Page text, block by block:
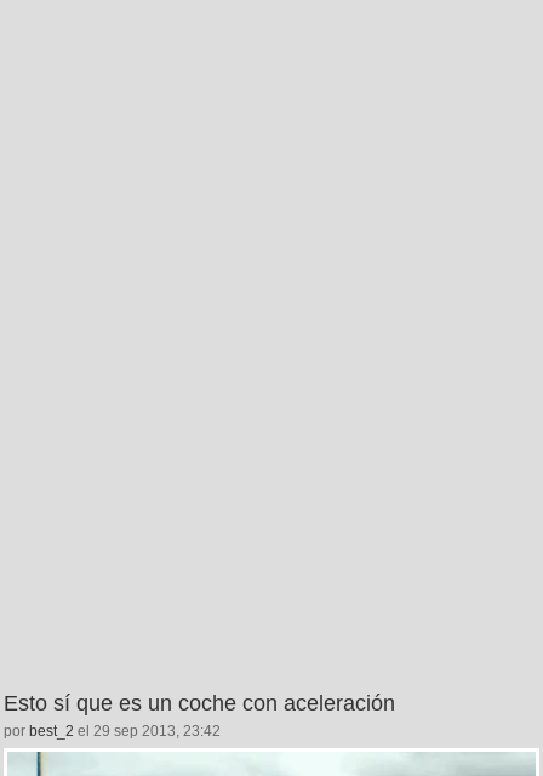
Esto sí que es un coche con aceleración
por best_2 el 29 sep 2013, 23:42